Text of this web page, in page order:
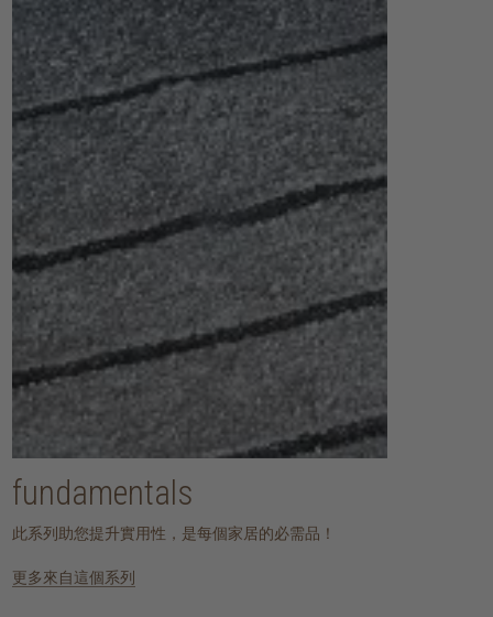
fundamentals
此系列助您提升實用性，是每個家居的必需品！
更多來自這個系列